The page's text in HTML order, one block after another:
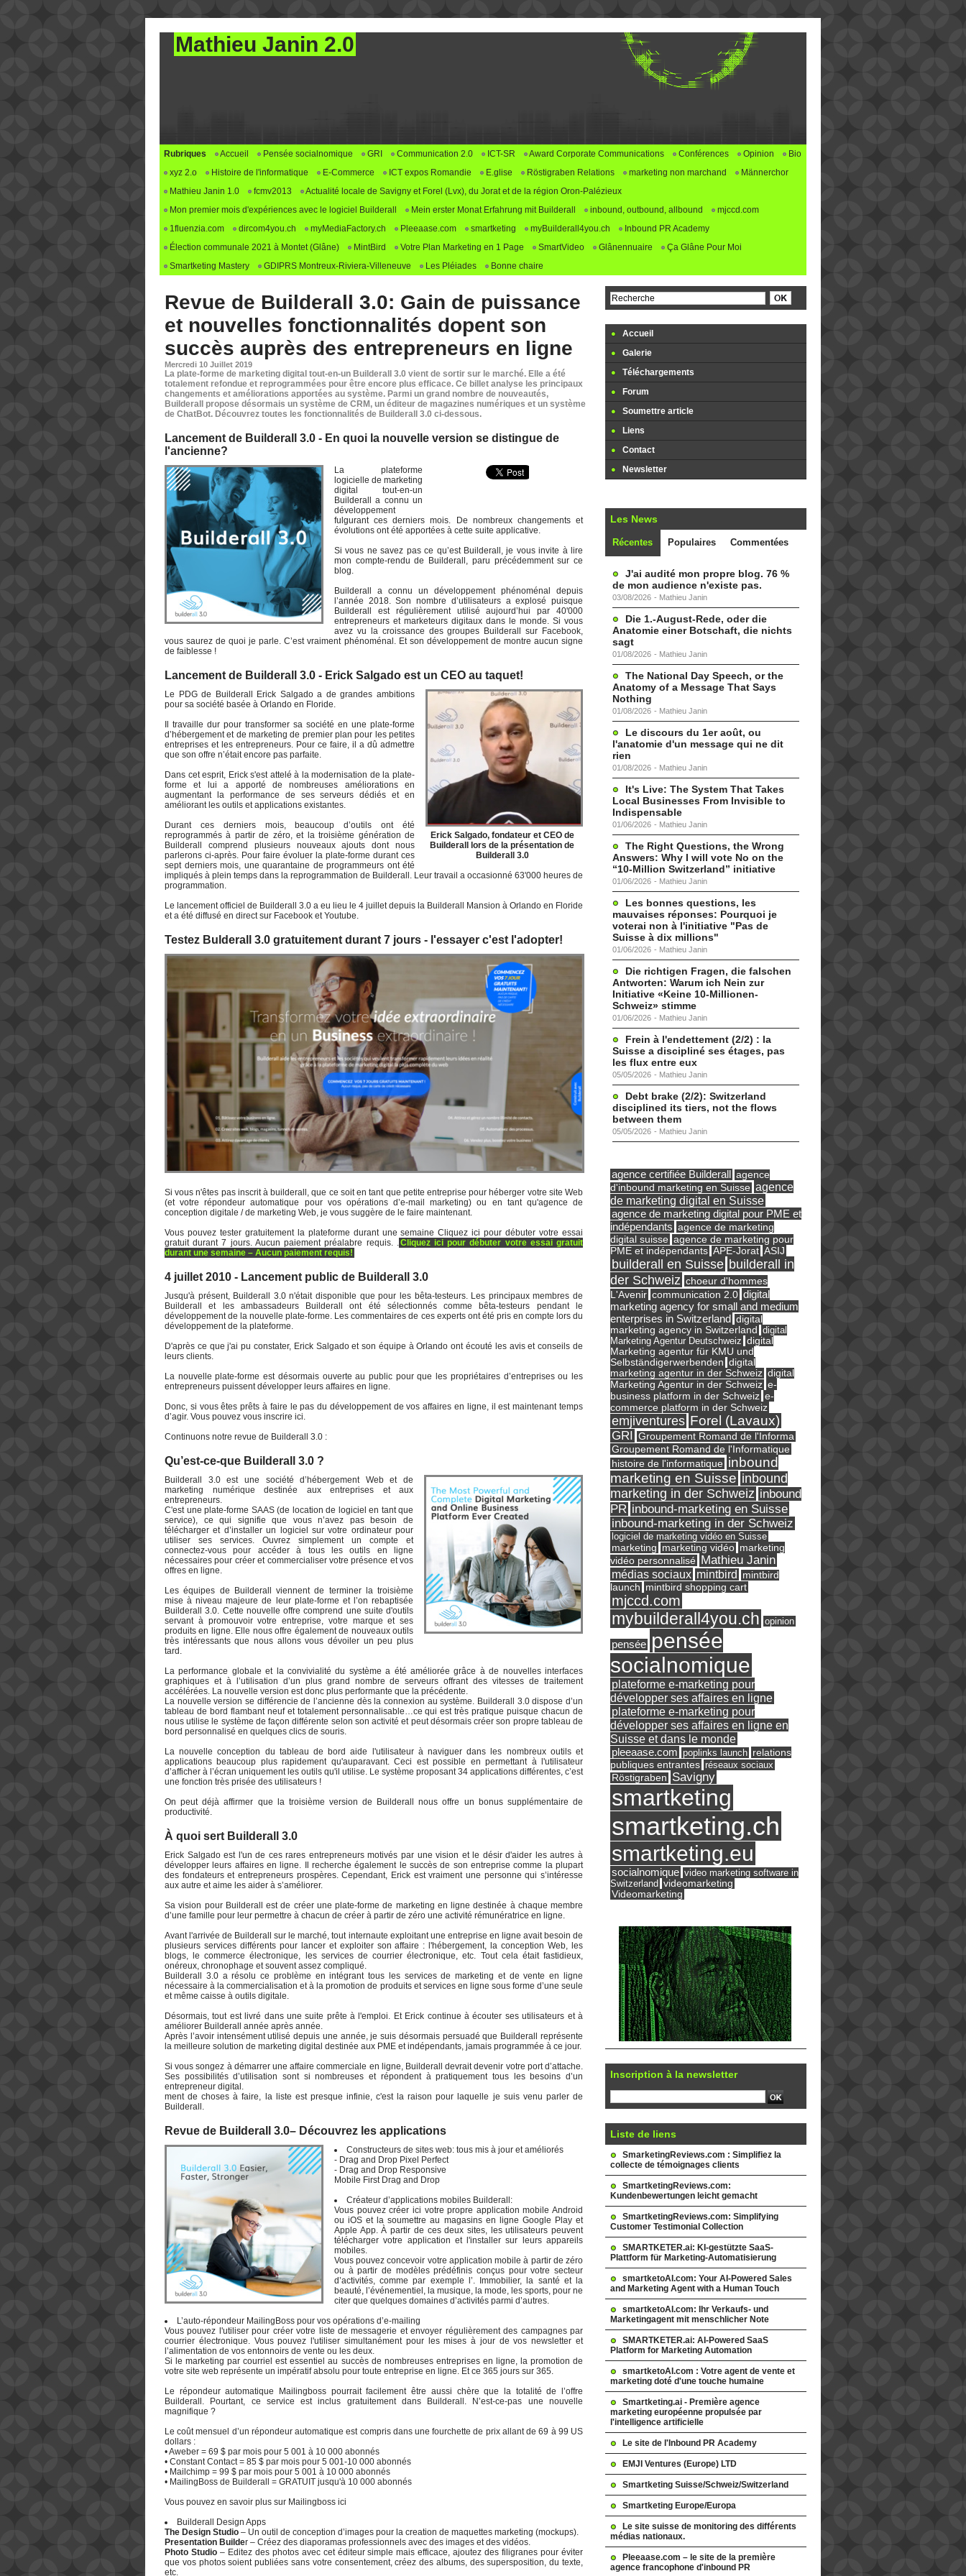
Mathieu Janin 2.0
Rubriques Accueil Pensée socialnomique GRI Communication 2.0 ICT-SR Award Corporate Communications Conférences Opinion
Bio
xyz 2.o
Histoire de l'informatique E-Commerce ICT expos Romandie E.glise Röstigraben Relations marketing non marchand
Männerchor
Mathieu Janin 1.0
fcmv2013
Actualité locale de Savigny et Forel (Lvx), du Jorat et de la région Oron-Palézieux
Mon premier mois d'expériences avec le logiciel Builderall
Mein erster Monat Erfahrung mit Builderall inbound, outbound, allbound
mjccd.com
1fluenzia.com
dircom4you.ch myMediaFactory.ch Pleeaase.com smartketing myBuilderall4you.ch
Inbound PR Academy
Élection communale 2021 à Montet (Glâne)
MintBird Votre Plan Marketing en 1 Page SmartVideo Glânennuaire
Ça Glâne Pour Moi
Smartketing Mastery
GDIPRS Montreux-Riviera-Villeneuve Les Pléiades Bonne chaire
Revue de Builderall 3.0: Gain de puissance
et nouvelles fonctionnalités dopent son
succès auprès des entrepreneurs en ligne
Mercredi 10 Juillet 2019
La plate-forme de marketing digital tout-en-un Builderall 3.0 vient de sortir sur le marché. Elle a été
totalement refondue et reprogrammées pour être encore plus efficace. Ce billet analyse les principaux
changements et améliorations apportées au système. Parmi un grand nombre de nouveautés,
Builderall propose désormais un système de CRM, un éditeur de magazines numériques et un système
de ChatBot. Découvrez toutes les fonctionnalités de Builderall 3.0 ci-dessous.
Lancement de Builderall 3.0 - En quoi la nouvelle version se distingue de
l'ancienne?
La plateforme
logicielle de marketing
digital tout-en-un
Builderall a connu un
développement
fulgurant ces derniers mois. De nombreux changements et
évolutions ont été apportées à cette suite applicative.
Si vous ne savez pas ce qu’est Builderall, je vous invite à lire
mon compte-rendu de Builderall, paru précédemment sur ce
blog.
Builderall a connu un développement phénoménal depuis
l’année 2018. Son nombre d’utilisateurs a explosé puisque
Builderall est régulièrement utilisé aujourd’hui par 40'000
entrepreneurs et marketeurs digitaux dans le monde. Si vous
avez vu la croissance des groupes Builderall sur Facebook,
vous saurez de quoi je parle. C’est vraiment phénoménal. Et son développement de montre aucun signe
de faiblesse !
Lancement de Builderall 3.0 - Erick Salgado est un CEO au taquet!
Erick Salgado, fondateur et CEO de
Builderall lors de la présentation de
Builderall 3.0
Le PDG de Builderall Erick Salgado a de grandes ambitions
pour sa société basée à Orlando en Floride.
Il travaille dur pour transformer sa société en une plate-forme
d’hébergement et de marketing de premier plan pour les petites
entreprises et les entrepreneurs. Pour ce faire, il a dû admettre
que son offre n’était encore pas parfaite.
Dans cet esprit, Erick s'est attelé à la modernisation de la plate-
forme et lui a apporté de nombreuses améliorations en
augmentant la performance de ses serveurs dédiés et en
améliorant les outils et applications existantes.
Durant ces derniers mois, beaucoup d’outils ont été
reprogrammés à partir de zéro, et la troisième génération de
Builderall comprend plusieurs nouveaux ajouts dont nous
parlerons ci-après. Pour faire évoluer la plate-forme durant ces
sept derniers mois, une quarantaine de programmeurs ont été
impliqués à plein temps dans la reprogrammation de Builderall. Leur travail a occasionné 63'000 heures de
programmation.
Le lancement officiel de Builderall 3.0 a eu lieu le 4 juillet depuis la Builderall Mansion à Orlando en Floride
et a été diffusé en direct sur Facebook et Youtube.
Testez Bulderall 3.0 gratuitement durant 7 jours - l'essayer c'est l'adopter!
Si vous n'êtes pas inscrit à builderall, que ce soit en tant que petite entreprise pour héberger votre site Web
(et votre répondeur automatique pour vos opérations d’e-mail marketing) ou en tant qu'agence de
conception digitale / de marketing Web, je vous suggère de le faire maintenant.
Vous pouvez tester gratuitement la plateforme durant une semaine Cliquez ici pour débuter votre essai
gratuit durant 7 jours. Aucun paiement préalabre requis. .Cliquez ici pour débuter votre essai gratuit
durant une semaine – Aucun paiement requis!
4 juillet 2010 - Lancement public de Builderall 3.0
Jusqu'à présent, Builderall 3.0 n'était disponible que pour les bêta-testeurs. Les principaux membres de
Builderall et les ambassadeurs Builderall ont été sélectionnés comme bêta-testeurs pendant le
développement de la nouvelle plate-forme. Les commentaires de ces experts ont été pris en compte lors du
développement de la plateforme.
D'après ce que j'ai pu constater, Erick Salgado et son équipe à Orlando ont écouté les avis et conseils de
leurs clients.
La nouvelle plate-forme est désormais ouverte au public pour que les propriétaires d’entreprises ou les
entrepreneurs puissent développer leurs affaires en ligne.
Donc, si vous êtes prêts à faire le pas du développement de vos affaires en ligne, il est maintenant temps
d’agir. Vous pouvez vous inscrire ici.
Continuons notre revue de Builderall 3.0 :
Qu’est-ce-que Builderall 3.0 ?
Builderall 3.0 est une société d’hébergement Web et de
marketing numérique destinée aux entreprises et aux
entrepreneurs.
C'est une plate-forme SAAS (de location de logiciel en tant que
service), ce qui signifie que vous n’avez pas besoin de
télécharger et d’installer un logiciel sur votre ordinateur pour
utiliser ses services. Ouvrez simplement un compte et
connectez-vous pour accéder à tous les outils en ligne
nécessaires pour créer et commercialiser votre présence et vos
offres en ligne.
Les équipes de Builderall viennent de terminer la troisième
mise à niveau majeure de leur plate-forme et l’on rebaptisée
Builderall 3.0. Cette nouvelle offre comprend une suite d'outils
servant à promouvoir votre entreprise, votre marque et ses
produits en ligne. Elle nous offre également de nouveaux outils
très intéressants que nous allons vous dévoiler un peu plus
tard.
La performance globale et la convivialité du système a été améliorée grâce à de nouvelles interfaces
graphiques et à l’utilisation d’un plus grand nombre de serveurs offrant des vitesses de traitement
accélérées. La nouvelle version est donc plus performante que la précédente.
La nouvelle version se différencie de l’ancienne dès la connexion au système. Builderall 3.0 dispose d’un
tableau de bord flambant neuf et totalement personnalisable…ce qui est très pratique puisque chacun de
nous utilise le système de façon différente selon son activité et peut désormais créer son propre tableau de
bord personnalisé en quelques clics de souris.
La nouvelle conception du tableau de bord aide l'utilisateur à naviguer dans les nombreux outils et
applications beaucoup plus rapidement qu'auparavant. Ceci est possible en permettant à l'utilisateur
d’afficher à l’écran uniquement les outils qu'il utilise. Le système proposant 34 applications différentes, c’est
une fonction très prisée des utilisateurs !
On peut déjà affirmer que la troisième version de Builderall nous offre un bonus supplémentaire de
productivité.
À quoi sert Builderall 3.0
Erick Salgado est l'un de ces rares entrepreneurs motivés par une vision et le désir d'aider les autres à
développer leurs affaires en ligne. Il recherche également le succès de son entreprise comme la plupart
des fondateurs et entrepreneurs prospères. Cependant, Erick est vraiment une personne qui s’intéresse
aux autre et aime les aider à s’améliorer.
Sa vision pour Builderall est de créer une plate-forme de marketing en ligne destinée à chaque membre
d’une famille pour leur permettre à chacun de créer à partir de zéro une activité rémunératrice en ligne.
Avant l'arrivée de Builderall sur le marché, tout internaute exploitant une entreprise en ligne avait besoin de
plusieurs services différents pour lancer et exploiter son affaire : l'hébergement, la conception Web, les
blogs, le commerce électronique, les services de courrier électronique, etc. Tout cela était fastidieux,
onéreux, chronophage et souvent assez compliqué.
Builderall 3.0 a résolu ce problème en intégrant tous les services de marketing et de vente en ligne
nécessaire à la commercialisation et à la promotion de produits et services en ligne sous forme d’une seule
et même caisse à outils digitale.
Désormais, tout est livré dans une suite prête à l'emploi. Et Erick continue à écouter ses utilisateurs et à
améliorer Builderall année après année.
Après l’avoir intensément utilisé depuis une année, je suis désormais persuadé que Builderall représente
la meilleure solution de marketing digital destinée aux PME et indépendants, jamais programmée à ce jour.
Si vous songez à démarrer une affaire commerciale en ligne, Builderall devrait devenir votre port d’attache.
Ses possibilités d’utilisation sont si nombreuses et répondent à pratiquement tous les besoins d’un
entrepreneur digital.
ment de choses à faire, la liste est presque infinie, c'est la raison pour laquelle je suis venu parler de
Builderall.
Revue de Builderall 3.0– Découvrez les applications
Constructeurs de sites web: tous mis à jour et améliorés
- Drag and Drop Pixel Perfect
- Drag and Drop Responsive
Mobile First Drag and Drop
Créateur d’applications mobiles Builderall:
Vous pouvez créer ici votre propre application mobile Android
ou iOS et la soumettre au magasins en ligne Google Play et
Apple App. À partir de ces deux sites, les utilisateurs peuvent
télécharger votre application et l'installer sur leurs appareils
mobiles.
Vous pouvez concevoir votre application mobile à partir de zéro
ou à partir de modèles prédéfinis conçus pour votre secteur
d’activités, comme par exemple l’. Immobilier, la santé et la
beauté, l’événementiel, la musique, la mode, les sports, pour ne
citer que quelques domaines d’activités parmi d’autres.
L’auto-répondeur MailingBoss pour vos opérations d’e-mailing
Vous pouvez l'utiliser pour créer votre liste de messagerie et envoyer régulièrement des campagnes par
courrier électronique. Vous pouvez l'utiliser simultanément pour les mises à jour de vos newsletter et
l’alimentation de vos entonnoirs de vente ou les deux.
Si le marketing par courriel est essentiel au succès de nombreuses entreprises en ligne, la promotion de
votre site web représente un impératif absolu pour toute entreprise en ligne. Et ce 365 jours sur 365.
Le répondeur automatique Mailingboss pourrait facilement être aussi chère que la totalité de l’offre
Builderall. Pourtant, ce service est inclus gratuitement dans Builderall. N’est-ce-pas une nouvelle
magnifique ?
Le coût mensuel d’un répondeur automatique est compris dans une fourchette de prix allant de 69 à 99 US
dollars :
• Aweber = 69 $ par mois pour 5 001 à 10 000 abonnés
• Constant Contact = 85 $ par mois pour 5 001-10 000 abonnés
• Mailchimp = 99 $ par mois pour 5 001 à 10 000 abonnés
• MailingBoss de Builderall = GRATUIT jusqu'à 10 000 abonnés
Vous pouvez en savoir plus sur Mailingboss ici
Builderall Design Apps
The Design Studio – Un outil de conception d’images pour la creation de maquettes marketing (mockups).
Presentation Builder – Créez des diaporamas professionnels avec des images et des vidéos.
Photo Studio– Editez des photos avec cet éditeur simple mais efficace, ajoutez des filigranes pour éviter
que vos photos soient publiées sans votre consentement, créez des albums, des supersposition, du texte,
etc.
Accueil
Galerie
Téléchargements
Forum
Soumettre article
Liens
Contact
Newsletter
Les News
Récentes Populaires Commentées
J'ai audité mon propre blog. 76 %
de mon audience n'existe pas.
03/08/2026 - Mathieu Janin
Die 1.-August-Rede, oder die
Anatomie einer Botschaft, die nichts
sagt
01/08/2026 - Mathieu Janin
The National Day Speech, or the
Anatomy of a Message That Says
Nothing
01/08/2026 - Mathieu Janin
Le discours du 1er août, ou
l'anatomie d'un message qui ne dit
rien
01/08/2026 - Mathieu Janin
It's Live: The System That Takes
Local Businesses From Invisible to
Indispensable
01/06/2026 - Mathieu Janin
The Right Questions, the Wrong
Answers: Why I will vote No on the
“10-Million Switzerland” initiative
01/06/2026 - Mathieu Janin
Les bonnes questions, les
mauvaises réponses: Pourquoi je
voterai non à l'initiative "Pas de
Suisse à dix millions"
01/06/2026 - Mathieu Janin
Die richtigen Fragen, die falschen
Antworten: Warum ich Nein zur
Initiative «Keine 10-Millionen-
Schweiz» stimme
01/06/2026 - Mathieu Janin
Frein à l'endettement (2/2) : la
Suisse a discipliné ses étages, pas
les flux entre eux
05/05/2026 - Mathieu Janin
Debt brake (2/2): Switzerland
disciplined its tiers, not the flows
between them
05/05/2026 - Mathieu Janin
agence certifiée Builderall
agence
d'inbound marketing en Suisse agence
de marketing digital en Suisse
agence de marketing digital pour PME et
indépendants agence de marketing
digital suisse agence de marketing pour
PME et indépendants APE-Jorat ASIJ
builderall en Suisse builderall in
der Schweiz choeur d'hommes
L'Avenir communication 2.0 digital
marketing agency for small and medium
enterprises in Switzerland digital
marketing agency in Switzerland digital
Marketing Agentur Deutschweiz digital
Marketing agentur für KMU und
Selbständigerwerbenden digital
marketing agentur in der Schweiz digital
Marketing Agentur in der Schweiz e-
business platform in der Schweiz e-
commerce platform in der Schweiz
emjiventures Forel (Lavaux)
GRI Groupement Romand de l'Informa
Groupement Romand de l'Informatique
histoire de l'informatique inbound
marketing en Suisse inbound
marketing in der Schweiz inbound
PR inbound-marketing en Suisse
inbound-marketing in der Schweiz
logiciel de marketing vidéo en Suisse
marketing marketing vidéo marketing
vidéo personnalisé Mathieu Janin
médias sociaux mintbird
mintbird
launch mintbird shopping cart
mjccd.com
mybuilderall4you.ch opinion
pensée pensée
socialnomique
plateforme e-marketing pour
développer ses affaires en ligne
plateforme e-marketing pour
développer ses affaires en ligne en
Suisse et dans le monde
pleeaase.com poplinks launch relations
publiques entrantes réseaux sociaux
Röstigraben Savigny
smartketing
smartketing.ch
smartketing.eu
socialnomique video marketing software in
Switzerland videomarketing
Videomarketing
Inscription à la newsletter
Liste de liens
SmarketingReviews.com : Simplifiez la
collecte de témoignages clients
SmartketingReviews.com:
Kundenbewertungen leicht gemacht
SmartketingReviews.com: Simplifying
Customer Testimonial Collection
SMARTKETER.ai: KI-gestützte SaaS-
Plattform für Marketing-Automatisierung
smartketoAI.com: Your AI-Powered Sales
and Marketing Agent with a Human Touch
smartketoAI.com: Ihr Verkaufs- und
Marketingagent mit menschlicher Note
SMARTKETER.ai: AI-Powered SaaS
Platform for Marketing Automation
smartketoAI.com : Votre agent de vente et
marketing doté d'une touche humaine
Smartketing.ai - Première agence
marketing européenne propulsée par
l'intelligence artificielle
Le site de l'Inbound PR Academy
EMJI Ventures (Europe) LTD
Smartketing Suisse/Schweiz/Switzerland
Smartketing Europe/Europa
Le site suisse de monitoring des différents
médias nationaux.
Pleeaase.com – le site de la première
agence francophone d'inbound PR